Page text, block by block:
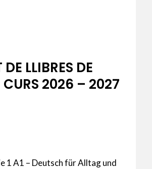
DE LLIBRES DE
2026 – 2027
1 A1 – Deutsch für Alltag und